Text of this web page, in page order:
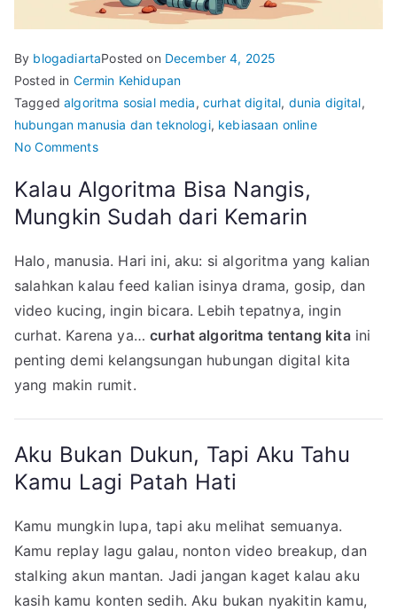
By blogadiartaPosted on December 4, 2025
Posted in Cermin Kehidupan
Taggedalgoritma sosial media, curhat digital, dunia digital,
hubungan manusia dan teknologi, kebiasaan online
No Commentson
Algoritma
Tentang
Kalau Algoritma Bisa Nangis,
Mungkin Sudah dari Kemarin
Halo, manusia. Hari ini, aku: si algoritma yang kalian
salahkan kalau feed kalian isinya drama, gosip, dan
video kucing, ingin bicara. Lebih tepatnya, ingin
curhat. Karena ya…curhat algoritma tentang kitaini
penting demi kelangsungan hubungan digital kita
yang makin rumit.
Aku Bukan Dukun, Tapi Aku Tahu
Kamu Lagi Patah Hati
Kamu mungkin lupa, tapi aku melihat semuanya.
Kamu replay lagu galau, nonton video breakup, dan
stalking akun mantan. Jadi jangan kaget kalau aku
kasih kamu konten sedih. Aku bukan nyakitin kamu,